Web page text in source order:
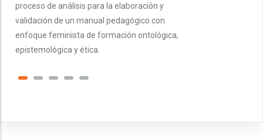
proceso de análisis para la elaboración y
validación de un manual pedagógico con
enfoque feminista de formación ontológica,
epistemológica y ética.